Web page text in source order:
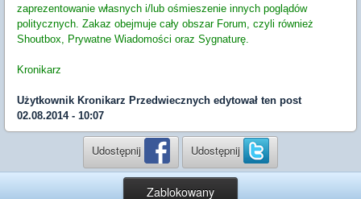
zaprezentowanie własnych i/lub ośmieszenie innych poglądów
politycznych. Zakaz obejmuje cały obszar Forum, czyli również
Shoutbox, Prywatne Wiadomości oraz Sygnaturę.
Kronikarz
Użytkownik Kronikarz Przedwiecznych edytował ten post
02.08.2014 - 10:07
Udostępnij Udostępnij
Zablokowany